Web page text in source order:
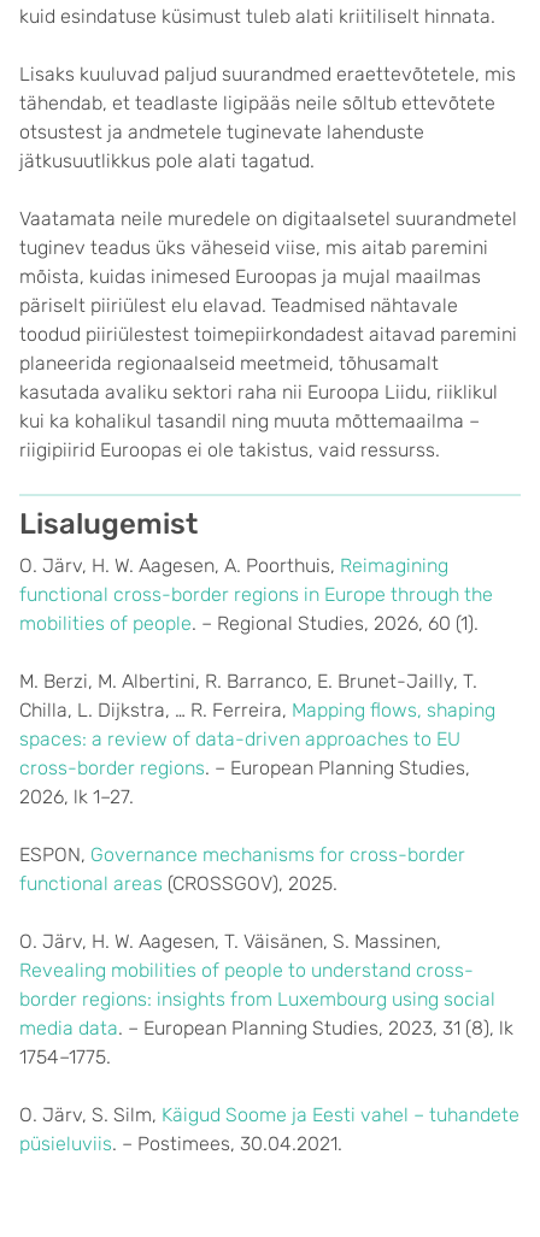
kuid esindatuse küsimust tuleb alati kriitiliselt hinnata.
Lisaks kuuluvad paljud suurandmed eraettevõtetele, mis
tähendab, et teadlaste ligipääs neile sõltub ettevõtete
otsustest ja andmetele tuginevate lahenduste
jätkusuutlikkus pole alati tagatud.
Vaatamata neile muredele on digitaalsetel suurandmetel
tuginev teadus üks väheseid viise, mis aitab paremini
mõista, kuidas inimesed Euroopas ja mujal maailmas
päriselt piiriülest elu elavad. Teadmised nähtavale
toodud piiriülestest toimepiirkondadest aitavad paremini
planeerida regionaalseid meetmeid, tõhusamalt
kasutada avaliku sektori raha nii Euroopa Liidu, riiklikul
kui ka kohalikul tasandil ning muuta mõttemaailma –
riigipiirid Euroopas ei ole takistus, vaid ressurss.
Lisalugemist
O. Järv, H. W. Aagesen, A. Poorthuis, Reimagining
functional cross-border regions in Europe through the
mobilities of people. – Regional Studies, 2026, 60 (1).
M. Berzi, M. Albertini, R. Barranco, E. Brunet-Jailly, T.
Chilla, L. Dijkstra, … R. Ferreira, Mapping flows, shaping
spaces: a review of data-driven approaches to EU
cross-border regions. – European Planning Studies,
2026, lk 1–27.
ESPON, Governance mechanisms for cross-border
functional areas (CROSSGOV), 2025.
O. Järv, H. W. Aagesen, T. Väisänen, S. Massinen,
Revealing mobilities of people to understand cross-
border regions: insights from Luxembourg using social
media data. – European Planning Studies, 2023, 31 (8), lk
1754–1775.
O. Järv, S. Silm, Käigud Soome ja Eesti vahel – tuhandete
püsieluviis. – Postimees, 30.04.2021.